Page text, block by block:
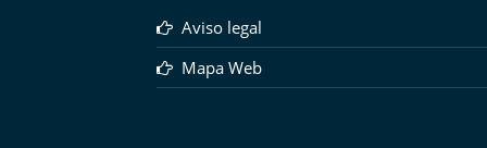
Aviso legal
Mapa Web